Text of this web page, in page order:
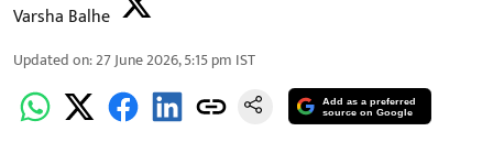
Varsha Balhe
Updated on:27 June 2026, 5:15 pm IST
Add as a preferred
source on Google